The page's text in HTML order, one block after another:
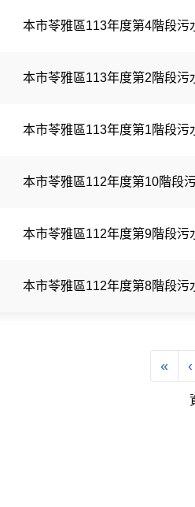
本市苓雅區113年度第4階段污
本市苓雅區113年度第2階段污
本市苓雅區113年度第1階段污
本市苓雅區112年度第10階段
本市苓雅區112年度第9階段污
本市苓雅區112年度第8階段污
«第一‹